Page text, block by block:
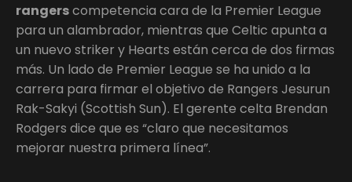
rangerscompetencia cara de la Premier League
para un alambrador, mientras que Celtic apunta a
un nuevo striker y Hearts están cerca de dos firmas
más. Un lado de Premier League se ha unido a la
carrera para firmar el objetivo de Rangers Jesurun
Rak-Sakyi (Scottish Sun). El gerente celta Brendan
Rodgers dice que es “claro que necesitamos
mejorar nuestra primera línea”.